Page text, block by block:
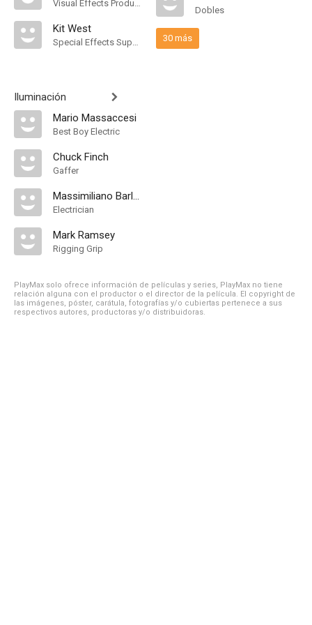
Visual Effects Producer
Kit West
Special Effects Supervisor
Iluminación
Mario Massaccesi
Best Boy Electric
Chuck Finch
Gaffer
Massimiliano Barletta
Electrician
Mark Ramsey
Rigging Grip
Dobles
30 más
PlayMax solo ofrece información de películas y series, PlayMax no tiene
relación alguna con el productor o el director de la película. El copyright de
las imágenes, póster, carátula, fotografías y/o cubiertas pertenece a sus
respectivos autores, productoras y/o distribuidoras.